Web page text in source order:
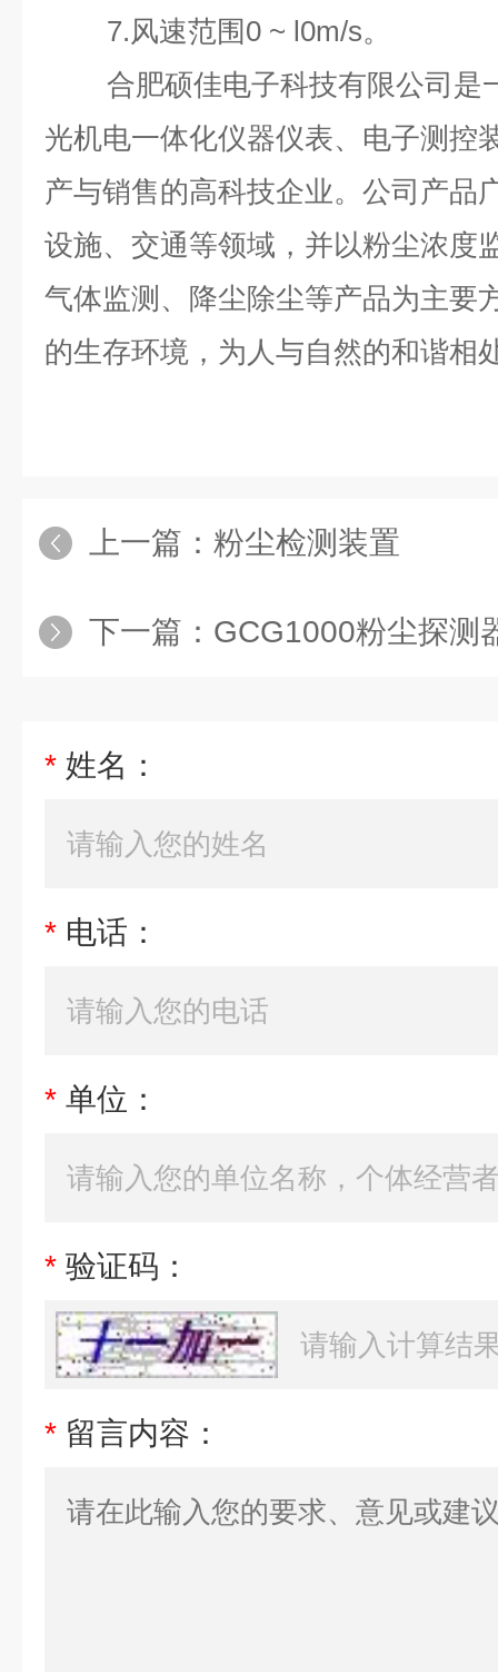
7.风速范围0 ~ l0m/s。
合肥硕佳电子科技有限公司是
光机电一体化仪器仪表、电子测控
产与销售的高科技企业。公司产品
设施、交通等领域，并以粉尘浓度
气体监测、降尘除尘等产品为主要
的生存环境，为人与自然的和谐相
上一篇： 粉尘检测装置
下一篇： GCG1000粉尘探测
* 姓名：
* 电话：
* 单位：
* 验证码：
* 留言内容：